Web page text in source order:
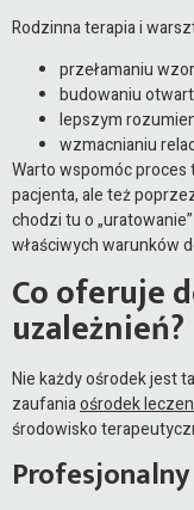
Rodzinna terapia i
przełamaniu
budowaniu
lepszym
wzmacnianiu
Warto wspomóc proces
pacjenta, ale też
chodzi tu o
właściwych warunków
Co oferuje
uzależnień?
Nie każdy ośrodek jest
zaufaniaośrodek
środowisko
Profesjonalny